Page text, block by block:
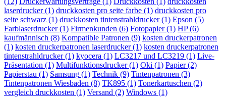
laserdrucker(1) druckkosten pro seite farbe (1) druckkosten pro
seite schwarz (1) druckkosten tintenstrahldrucker(1) Epson (5)
Farblaserdrucker(1) Firmenkunden (6) Fotopapier(1) HP(6)
kaufmännisch (8) Kompatible Patronen (9) kosten druckerpatronen
(1) kosten druckerpatronen laserdrucker(1) kosten druckerpatronen
tintenstrahldrucker(1) kyocera (1) LC3217 und LC3219 (1) Live-
Präsentation (1) Multifunktionsdrucker(1) Oki (1) Papier(2)
Papierstau (1) Samsung (1) Technik (9) Tintenpatronen (3)
Tintenpatronen Wiesbaden (8) TK895 (1) Tonerkartuschen (2)
vergleich druckkosten (1) Versand (2) Windows (1)